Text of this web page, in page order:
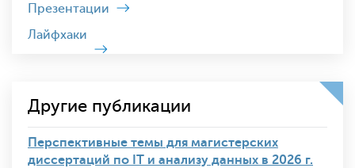
Презентации
Лайфхаки
Другие публикации
Перспективные темы для магистерских
диссертаций по IT и анализу данных в 2026 г.